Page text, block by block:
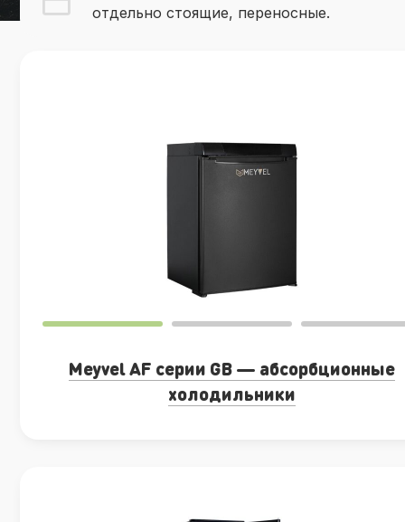
отдельно стоящие, переносные.
Meyvel AF серии GB — абсорбционные
холодильники